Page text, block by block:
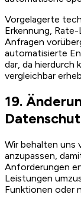
Vorgelagerte
Erkennung,
Anfragen
automatisierte
dar, da hierdurch
vergleichbar
19.
Wir behalten uns
anzupassen,
Anforderungen
Leistungen
Funktionen oder